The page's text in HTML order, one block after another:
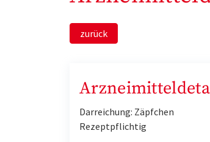
zurück
Darreichung: Zäpfchen
Rezeptpflichtig